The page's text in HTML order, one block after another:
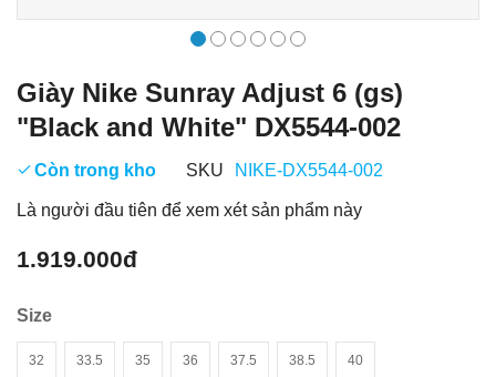
Giày Nike Sunray Adjust 6 (gs)
"Black and White" DX5544-002
Còn trong kho SKU NIKE-DX5544-002
Là người đầu tiên để xem xét sản phẩm này
1.919.000đ
Size
32 33.5 35 36 37.5 38.5 40